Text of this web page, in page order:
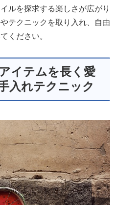
ルを探求する楽しさが広がり
テクニックを取り入れ、自由
ください。
イテムを長く愛
入れテクニック